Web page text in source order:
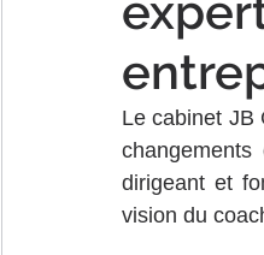
Le cabinet JB
dirigeant et
vision du